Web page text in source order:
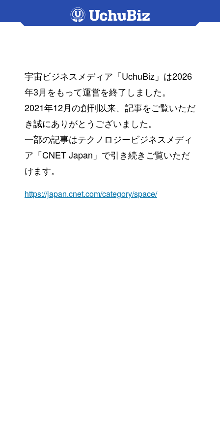
宇宙ビジネスメディア「UchuBiz」は2026
年3月をもって運営を終了しました。
2021年12月の創刊以来、記事をご覧いただ
き誠にありがとうございました。
一部の記事はテクノロジービジネスメディ
ア「CNET Japan」で引き続きご覧いただ
けます。
https://japan.cnet.com/category/space/